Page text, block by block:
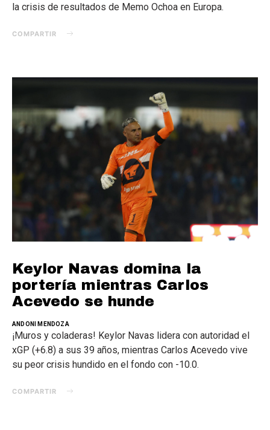
la crisis de resultados de Memo Ochoa en Europa.
COMPARTIR
Keylor Navas domina la
portería mientras Carlos
Acevedo se hunde
ANDONI MENDOZA
¡Muros y coladeras! Keylor Navas lidera con autoridad el
xGP (+6.8) a sus 39 años, mientras Carlos Acevedo vive
su peor crisis hundido en el fondo con -10.0.
COMPARTIR